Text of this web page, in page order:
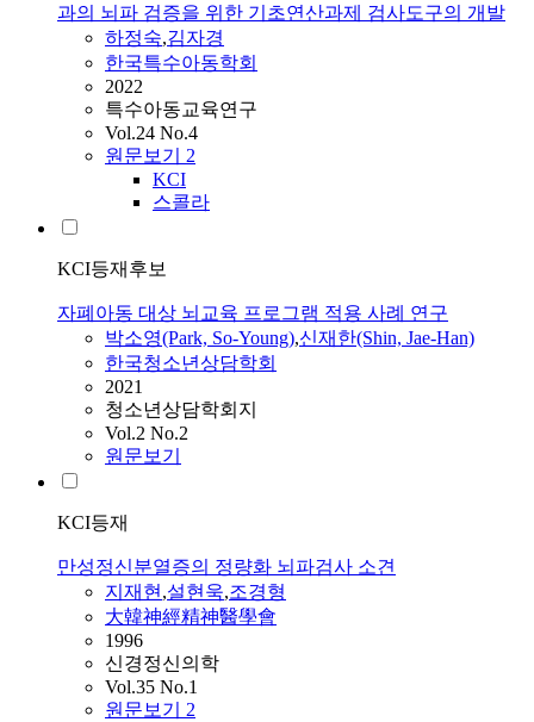
과의 뇌파 검증을 위한 기초연산과제 검사도구의 개발
하정숙,김자경
한국특수아동학회
2022
특수아동교육연구
Vol.24 No.4
원문보기 2
KCI
스콜라
KCI등재후보
자폐아동 대상 뇌교육 프로그램 적용 사례 연구
박소영(Park, So-Young),신재한(Shin, Jae-Han)
한국청소년상담학회
2021
청소년상담학회지
Vol.2 No.2
원문보기
KCI등재
만성정신분열증의 정량화 뇌파검사 소견
지재현,설현욱,조경형
大韓神經精神醫學會
1996
신경정신의학
Vol.35 No.1
원문보기 2